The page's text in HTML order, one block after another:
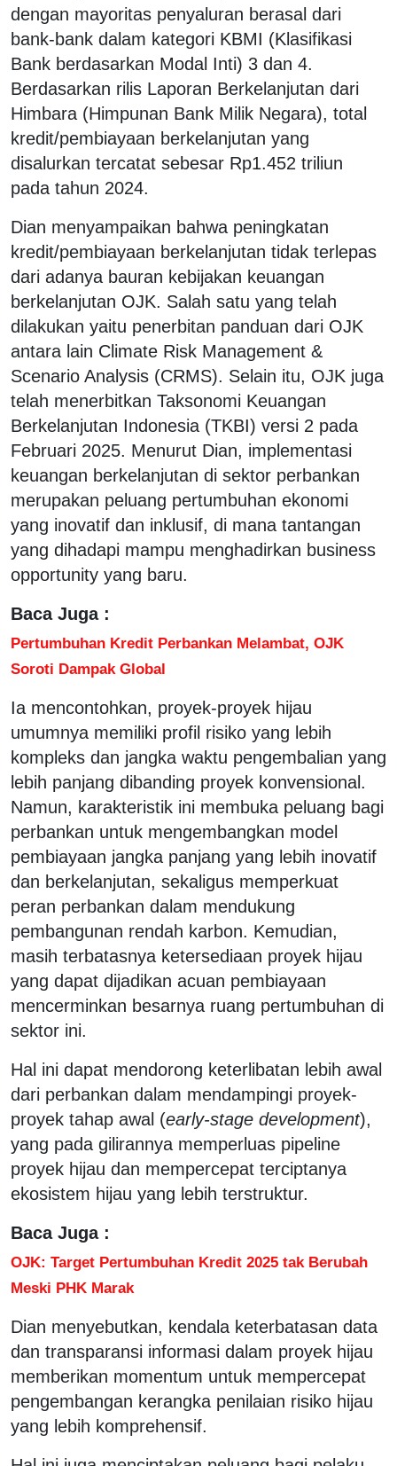
dengan mayoritas penyaluran berasal dari
bank-bank dalam kategori KBMI (Klasifikasi
Bank berdasarkan Modal Inti) 3 dan 4.
Berdasarkan rilis Laporan Berkelanjutan dari
Himbara (Himpunan Bank Milik Negara), total
kredit/pembiayaan berkelanjutan yang
disalurkan tercatat sebesar Rp1.452 triliun
pada tahun 2024.
Dian menyampaikan bahwa peningkatan
kredit/pembiayaan berkelanjutan tidak terlepas
dari adanya bauran kebijakan keuangan
berkelanjutan OJK. Salah satu yang telah
dilakukan yaitu penerbitan panduan dari OJK
antara lain Climate Risk Management &
Scenario Analysis (CRMS). Selain itu, OJK juga
telah menerbitkan Taksonomi Keuangan
Berkelanjutan Indonesia (TKBI) versi 2 pada
Februari 2025. Menurut Dian, implementasi
keuangan berkelanjutan di sektor perbankan
merupakan peluang pertumbuhan ekonomi
yang inovatif dan inklusif, di mana tantangan
yang dihadapi mampu menghadirkan business
opportunity yang baru.
Baca Juga :
Pertumbuhan Kredit Perbankan Melambat, OJK
Soroti Dampak Global
Ia mencontohkan, proyek-proyek hijau
umumnya memiliki profil risiko yang lebih
kompleks dan jangka waktu pengembalian yang
lebih panjang dibanding proyek konvensional.
Namun, karakteristik ini membuka peluang bagi
perbankan untuk mengembangkan model
pembiayaan jangka panjang yang lebih inovatif
dan berkelanjutan, sekaligus memperkuat
peran perbankan dalam mendukung
pembangunan rendah karbon. Kemudian,
masih terbatasnya ketersediaan proyek hijau
yang dapat dijadikan acuan pembiayaan
mencerminkan besarnya ruang pertumbuhan di
sektor ini.
Hal ini dapat mendorong keterlibatan lebih awal
dari perbankan dalam mendampingi proyek-
proyek tahap awal (early-stage development),
yang pada gilirannya memperluas pipeline
proyek hijau dan mempercepat terciptanya
ekosistem hijau yang lebih terstruktur.
Baca Juga :
OJK: Target Pertumbuhan Kredit 2025 tak Berubah
Meski PHK Marak
Dian menyebutkan, kendala keterbatasan data
dan transparansi informasi dalam proyek hijau
memberikan momentum untuk mempercepat
pengembangan kerangka penilaian risiko hijau
yang lebih komprehensif.